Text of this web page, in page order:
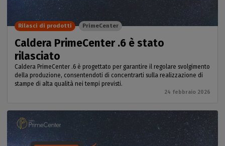
Caldera PrimeCenter .6 è stato
rilasciato
Caldera PrimeCenter .6 è progettato per garantire il regolare svolgimento
della produzione, consentendoti di concentrarti sulla realizzazione di
stampe di alta qualità nei tempi previsti.
24 febbraio 2026
Rilasci di prodotti PrimeCenter